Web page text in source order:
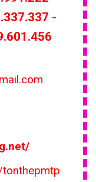
lắp đặt và tạo
nhôm, inox ít bị
kỳ, giúp giảm chi
và thi công,
tưởng cho nhà
3.
-